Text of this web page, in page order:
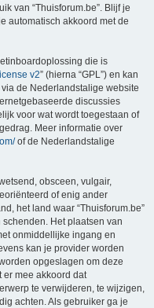
van “Thuisforum.be”. Blijf je
automatisch akkoord met de
die is
v2” (hierna “GPL”) en kan
de Nederlandstalige website
discussies
voor wat wordt toegestaan of
Meer informatie over
of de Nederlandstalige
obsceen, vulgair,
of enig ander
het land waar “Thuisforum.be”
Het plaatsen van
onmiddellijke ingang en
kan je provider worden
opgeslagen om deze
er mee akkoord dat
te verwijderen, te wijzigen,
achten. Als gebruiker ga je